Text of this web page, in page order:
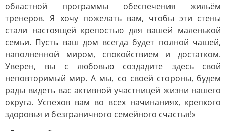
областной программы обеспечения жильём
тренеров. Я хочу пожелать вам, чтобы эти стены
стали настоящей крепостью для вашей маленькой
семьи. Пусть ваш дом всегда будет полной чашей,
наполненной миром, спокойствием и достатком.
Уверен, вы с любовью создадите здесь свой
неповторимый мир. А мы, со своей стороны, будем
рады видеть вас активной участницей жизни нашего
округа. Успехов вам во всех начинаниях, крепкого
здоровья и безграничного семейного счастья!»